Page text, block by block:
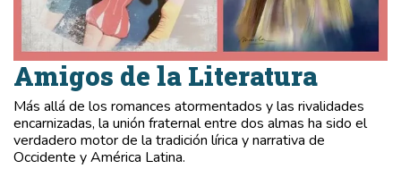
Amigos de la Literatura
Más allá de los romances atormentados y las rivalidades
encarnizadas, la unión fraternal entre dos almas ha sido el
verdadero motor de la tradición lírica y narrativa de
Occidente y América Latina.